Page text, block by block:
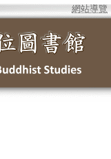
網站導覽